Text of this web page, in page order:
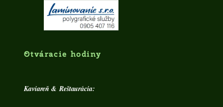
Otváracie hodiny
Kaviareň & Reštaurácia: